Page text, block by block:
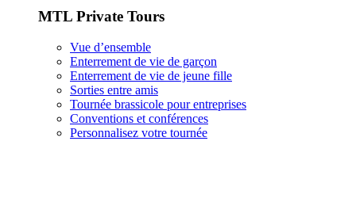
MTL Private Tours
Vue d’ensemble
Enterrement de vie de garçon
Enterrement de vie de jeune fille
Sorties entre amis
Tournée brassicole pour entreprises
Conventions et conférences
Personnalisez votre tournée